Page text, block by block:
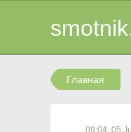
Главная
09:04, 05